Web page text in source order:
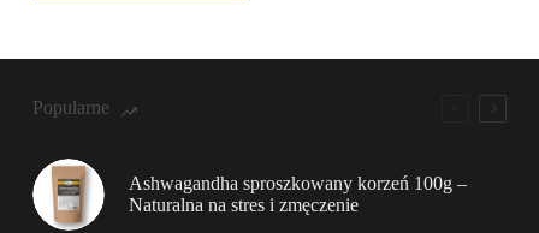
Popularne
Ashwagandha sproszkowany korzeń 100g –
Naturalna na stres i zmęczenie